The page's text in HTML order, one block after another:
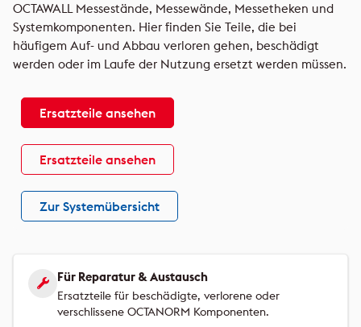
OCTAWALL Messestände, Messewände, Messetheken und
Systemkomponenten. Hier finden Sie Teile, die bei
häufigem Auf- und Abbau verloren gehen, beschädigt
werden oder im Laufe der Nutzung ersetzt werden müssen.
Ersatzteile ansehen
Ersatzteile ansehen
Zur Systemübersicht
Für Reparatur & Austausch
Ersatzteile für beschädigte, verlorene oder
verschlissene OCTANORM Komponenten.